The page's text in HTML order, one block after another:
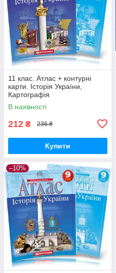
11 клас. Атлас + контурні
карти. Історія України,
Картографія
В наявності
212 ₴ 236 ₴
Купити
–10%